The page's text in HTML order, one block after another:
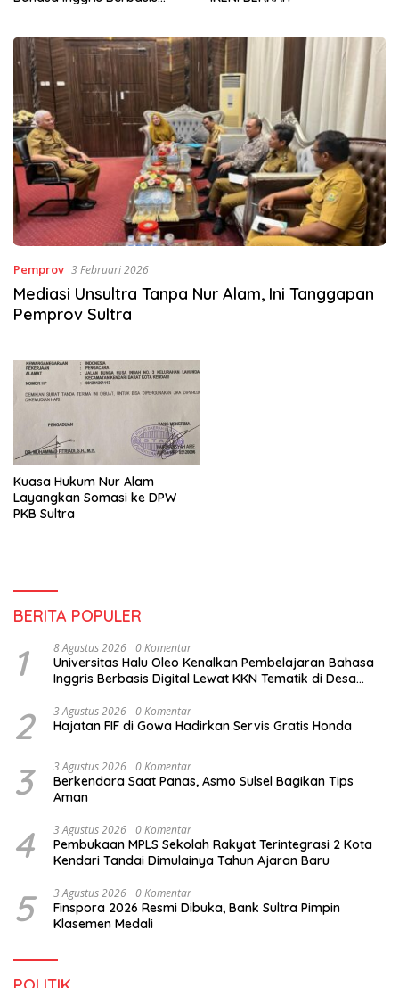
Pemprov 3 Februari 2026
Mediasi Unsultra Tanpa Nur Alam, Ini Tanggapan
Pemprov Sultra
Kuasa Hukum Nur Alam
Layangkan Somasi ke DPW
PKB Sultra
BERITA POPULER
1 8 Agustus 2026 0 Komentar
Universitas Halu Oleo Kenalkan Pembelajaran Bahasa
Inggris Berbasis Digital Lewat KKN Tematik di Desa
2 3 Agustus 2026 0 Komentar
Hajatan FIF di Gowa Hadirkan Servis Gratis Honda
3 3 Agustus 2026 0 Komentar
Berkendara Saat Panas, Asmo Sulsel Bagikan Tips
Aman
4 3 Agustus 2026 0 Komentar
Pembukaan MPLS Sekolah Rakyat Terintegrasi 2 Kota
Kendari Tandai Dimulainya Tahun Ajaran Baru
5 3 Agustus 2026 0 Komentar
Finspora 2026 Resmi Dibuka, Bank Sultra Pimpin
Klasemen Medali